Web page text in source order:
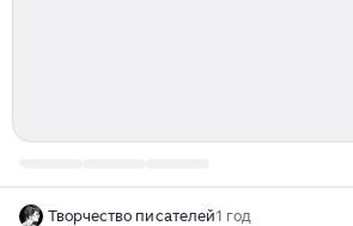
Творчество писателей1 год